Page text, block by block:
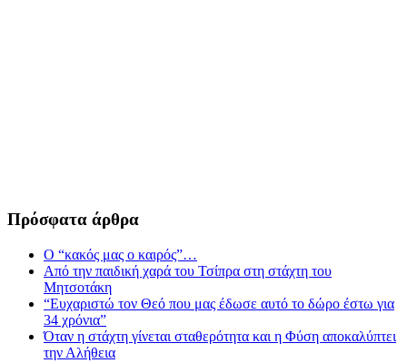
Πρόσφατα άρθρα
Ο “κακός μας ο καιρός”…
Από την παιδική χαρά του Τσίπρα στη στάχτη του
Μητσοτάκη
“Ευχαριστώ τον Θεό που μας έδωσε αυτό το δώρο έστω για
34 χρόνια”
Όταν η στάχτη γίνεται σταθερότητα και η Φύση αποκαλύπτει
την Αλήθεια